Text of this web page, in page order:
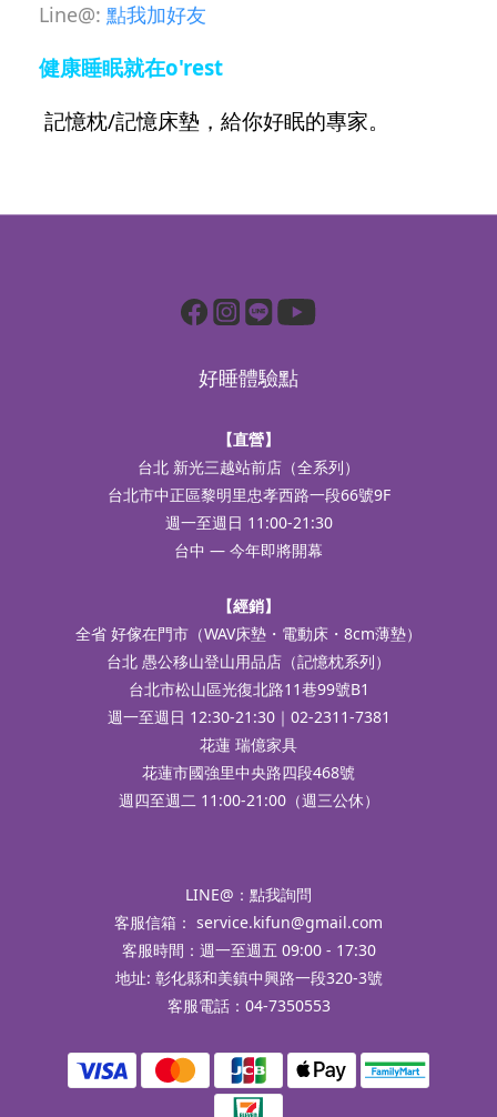
Line@: 點我加好友
健康睡眠就在o'rest
記憶枕/記憶床墊，給你好眠的專家。
好睡體驗點
【直營】
台北 新光三越站前店（全系列）
台北市中正區黎明里忠孝西路一段66號9F
週一至週日 11:00-21:30
台中 — 今年即將開幕
【經銷】
全省 好傢在門市（WAV床墊・電動床・8cm薄墊）
台北 愚公移山登山用品店（記憶枕系列）
台北市松山區光復北路11巷99號B1
週一至週日 12:30-21:30｜02-2311-7381
花蓮 瑞億家具
花蓮市國強里中央路四段468號
週四至週二 11:00-21:00（週三公休）
LINE@： 點我詢問
客服信箱： service.kifun@gmail.com
客服時間：週一至週五 09:00 - 17:30
地址: 彰化縣和美鎮中興路一段320-3號
客服電話：04-7350553